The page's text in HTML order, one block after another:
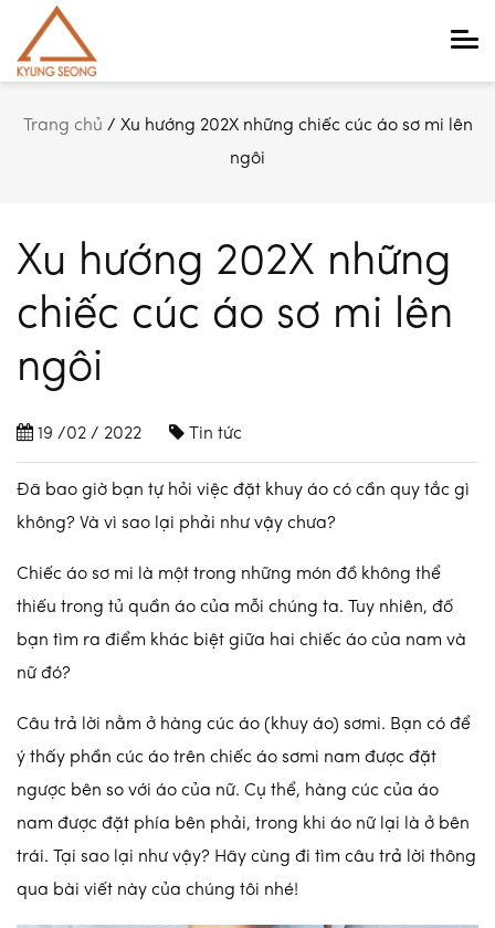
Main Navigation
Trang chủ / Xu hướng 202X những chiếc cúc áo sơ mi lên
ngôi
Xu hướng 202X những
chiếc cúc áo sơ mi lên
ngôi
19 /02 / 2022 Tin tức
Đã bao giờ bạn tự hỏi việc đặt khuy áo có cần quy tắc gì
không? Và vì sao lại phải như vậy chưa?
Chiếc áo sơ mi là một trong những món đồ không thể
thiếu trong tủ quần áo của mỗi chúng ta. Tuy nhiên, đố
bạn tìm ra điểm khác biệt giữa hai chiếc áo của nam và
nữ đó?
Câu trả lời nằm ở hàng cúc áo (khuy áo) sơmi. Bạn có để
ý thấy phần cúc áo trên chiếc áo sơmi nam được đặt
ngược bên so với áo của nữ. Cụ thể, hàng cúc của áo
nam được đặt phía bên phải, trong khi áo nữ lại là ở bên
trái. Tại sao lại như vậy? Hãy cùng đi tìm câu trả lời thông
qua bài viết này của chúng tôi nhé!